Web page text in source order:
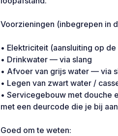
Voorzieningen (inbegrepen in
• Elektriciteit (aansluiting op de
• Drinkwater — via slang
• Afvoer van grijs water — via
• Legen van zwart water /
• Servicegebouw met douche
met een deurcode die je bij
Goed om te weten: